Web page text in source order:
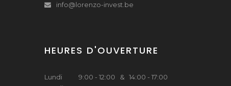
info@lorenzo-invest.be
HEURES D'OUVERTURE
Lundi
9:00 - 12:00 & 14:00 - 17:00